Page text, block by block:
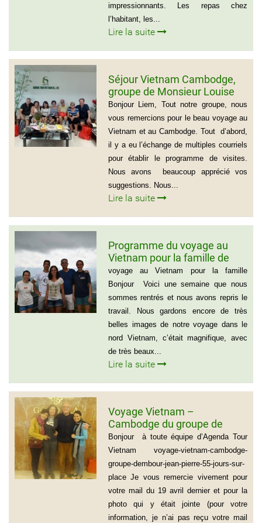
impressionnants. Les repas chez
l’habitant, les...
Lire la suite
Séjour Vietnam Cambodge,
groupe de Monsieur Louise
De Seve, 3 semaines
Bonjour Liem, Tout notre groupe, nous
vous remercions pour le beau voyage au
Vietnam et au Cambodge. Tout d’abord,
il y a eu l’échange de multiples courriels
pour établir le programme de visites.
Nous avons beaucoup apprécié vos
suggestions. Nous...
Lire la suite
Programme du voyage au
Vietnam pour la famille de
Mme BEAUGRAND
voyage au Vietnam pour la famille
Bonjour Voici une semaine que nous
sommes rentrés et nous avons repris le
travail. Nous gardons encore de très
belles images de notre voyage dans le
nord Vietnam, c’était magnifique, avec
de très beaux...
Lire la suite
Voyage Vietnam –
Cambodge du groupe de
madame et Monsieur
DEMBOUR JEAN-PIERRE (55
jours sur place)
Bonjour à toute équipe d’Agenda Tour
Vietnam voyage-vietnam-cambodge-
groupe-dembour-jean-pierre-55-jours-sur-
place Je vous remercie vivement pour
votre mail du 19 avril dernier et pour la
photo qui y était jointe (pour votre
information, je n’ai pas reçu votre mail